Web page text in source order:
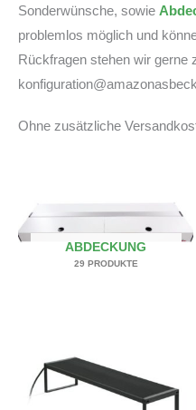
Sonderwünsche, sowie
problemlos möglich und
Rückfragen stehen wir gerne
Ohne zusätzliche
ABDECKUNG
29 PRODUKTE